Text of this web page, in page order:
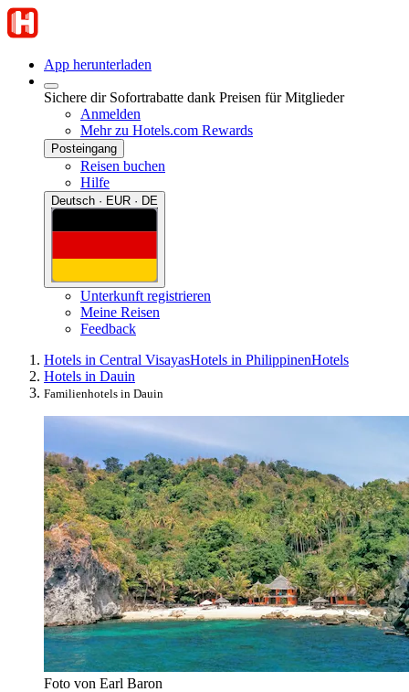
App herunterladen
Sichere dir Sofortrabatte dank Preisen für Mitglieder
Anmelden
Mehr zu Hotels.com Rewards
Posteingang
Reisen buchen
Hilfe
Deutsch · EUR · DE
Unterkunft registrieren
Meine Reisen
Feedback
Hotels in Central VisayasHotels in PhilippinenHotels
Hotels in Dauin
Familienhotels in Dauin
Foto von Earl Baron